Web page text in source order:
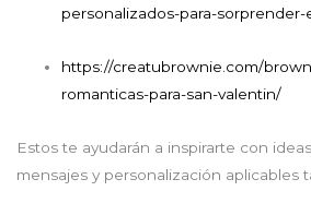
personalizados-para-
https://creatubrownie.com/
romanticas-para-san-valentin/
Estos te ayudarán a inspirarte con
mensajes y personalización aplicables